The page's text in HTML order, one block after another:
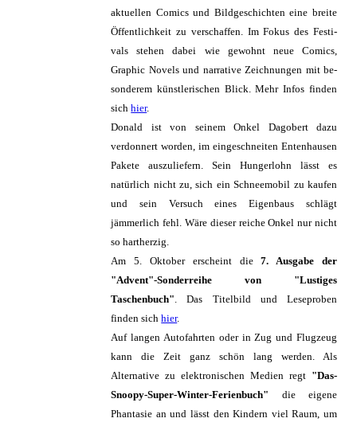
aktuellen Comics und Bild­geschich­ten eine breite
Öffent­lich­keit zu ver­schaffen. Im Fokus des Festi­
vals stehen dabei wie gewohnt neue Comics,
Graphic Novels und nar­ra­tive Zeich­nungen mit be­
son­derem künst­ler­ischen Blick. Mehr Infos finden
sichhier.
Donald ist von seinem Onkel Dagobert dazu
verdonnert worden, im eingeschneiten Entenhausen
Pakete auszuliefern. Sein Hungerlohn lässt es
natürlich nicht zu, sich ein Schneemobil zu kaufen
und sein Versuch eines Eigenbaus schlägt
jämmerlich fehl. Wäre dieser reiche Onkel nur nicht
so hartherzig.
Am 5. Oktober erscheint die7. Ausgabe der
"Advent"-Sonderreihe von "Lustiges
Taschenbuch" . Das Titelbild und Leseproben
finden sichhier.
Auf langen Autofahrten oder in Zug und Flugzeug
kann die Zeit ganz schön lang werden. Als
Alternative zu elektronischen Medien regt "Das-
Snoopy-Super-Winter-Ferienbuch" die eigene
Phantasie an und lässt den Kindern viel Raum, um